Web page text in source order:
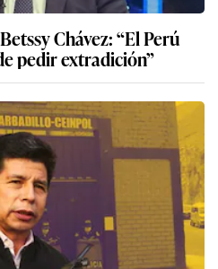
Chávez: “El Perú
pedir extradición”